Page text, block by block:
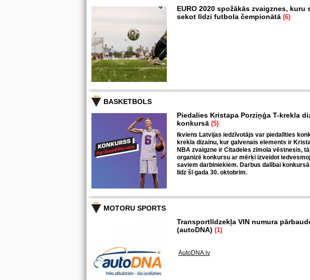
EURO 2020 spožākās zvaigznes, kuru
sekot līdzi futbola čempionātā (6)
BASKETBOLS
Piedalies Kristapa Porziņģa T-krekla
konkursā (5)
Ikviens Latvijas iedzīvotājs var piedalīties
krekla dizainu, kur galvenais elements ir
NBA zvaigzne ir Citadeles zīmola vēstnesis,
organizē konkursu ar mērķi izveidot
saviem darbiniekiem. Darbus dalībai
līdz šī gada 30. oktobrim.
MOTORU SPORTS
Transportlīdzekļa VIN numura
(autoDNA) (1)
AutoDNA.lv